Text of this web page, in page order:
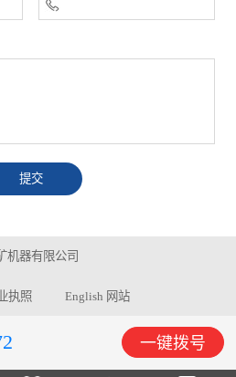
机器有限公司
执照 English 网站
一键拨号